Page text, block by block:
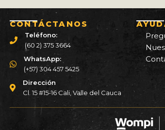
CONTÁCTANOS
Teléfono:
(60 2) 375 3664
WhatsApp:
(+57) 304 457 5425
Dirección
Cl. 15 #15-16 Cali, Valle del Cauca